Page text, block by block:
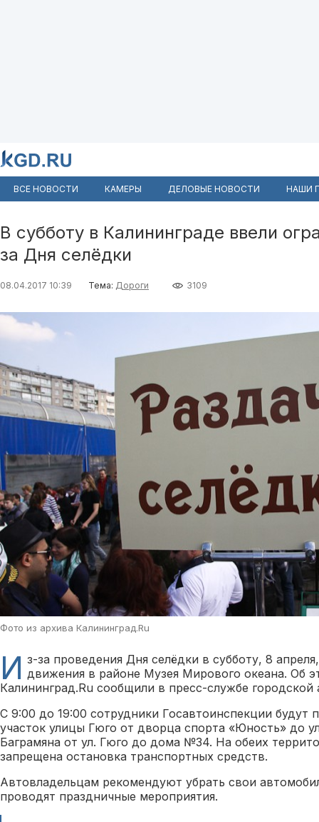
ВСЕ НОВОСТИ КАМЕРЫ ДЕЛОВЫЕ НОВОСТИ НАШИ
В субботу в Калининграде ввели
за Дня селёдки
08.04.2017 10:39 Тема: Дороги 3109
Фото из архива Калининград.Ru
И з-за проведения Дня селёдки в субботу, 8
движения в районе Музея Мирового океана. Об
Калининград.Ru сообщили в пресс-службе
С 9:00 до 19:00 сотрудники Госавтоинспекции будут
участок улицы Гюго от дворца спорта «Юность» до
Баграмяна от ул. Гюго до дома №34. На обеих
запрещена остановка транспортных средств.
Автовладельцам рекомендуют убрать свои
проводят праздничные мероприятия.